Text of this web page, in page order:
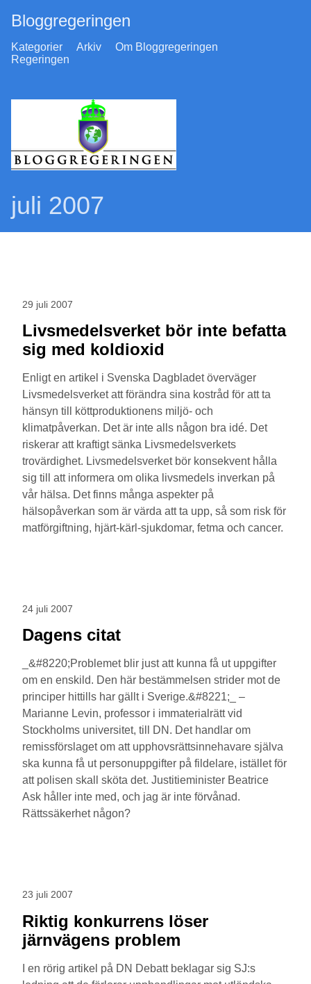
Bloggregeringen
Kategorier Arkiv
Om Bloggregeringen
Regeringen
juli 2007
29 juli 2007
Livsmedelsverket bör inte befatta
sig med koldioxid
Enligt en artikel i Svenska Dagbladet överväger
Livsmedelsverket att förändra sina kostråd för att ta
hänsyn till köttproduktionens miljö- och
klimatpåverkan. Det är inte alls någon bra idé. Det
riskerar att kraftigt sänka Livsmedelsverkets
trovärdighet. Livsmedelsverket bör konsekvent hålla
sig till att informera om olika livsmedels inverkan på
vår hälsa. Det finns många aspekter på
hälsopåverkan som är värda att ta upp, så som risk för
matförgiftning, hjärt-kärl-sjukdomar, fetma och cancer.
24 juli 2007
Dagens citat
_&#8220;Problemet blir just att kunna få ut uppgifter
om en enskild. Den här bestämmelsen strider mot de
principer hittills har gällt i Sverige.&#8221;_ –
Marianne Levin, professor i immaterialrätt vid
Stockholms universitet, till DN. Det handlar om
remissförslaget om att upphovsrättsinnehavare själva
ska kunna få ut personuppgifter på fildelare, istället för
att polisen skall sköta det. Justitieminister Beatrice
Ask håller inte med, och jag är inte förvånad.
Rättssäkerhet någon?
23 juli 2007
Riktig konkurrens löser
järnvägens problem
I en rörig artikel på DN Debatt beklagar sig SJ:s